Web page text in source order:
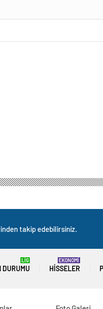
takip edebilirsiniz.
DURUMU
LİG
HISSELER
EKONOMİ